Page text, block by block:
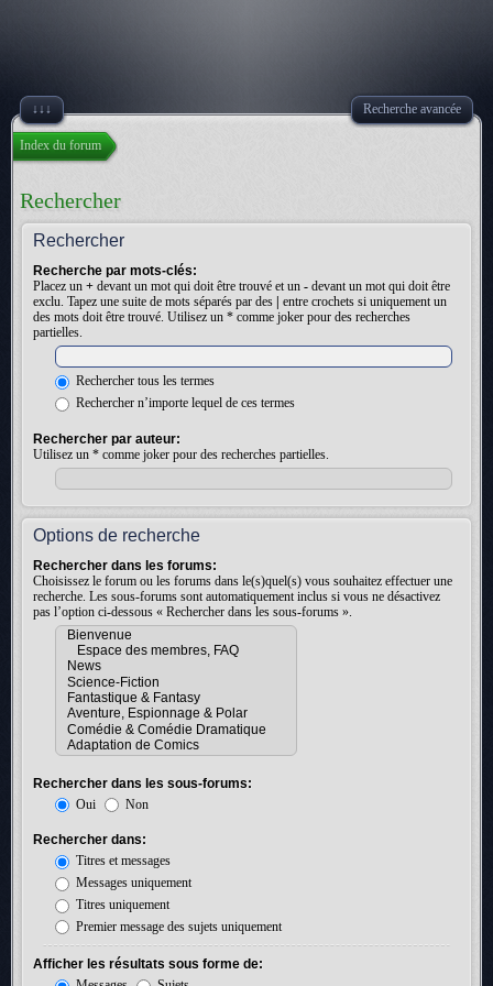
↓↓↓ Recherche avancée
Index du forum
Rechercher
Rechercher
Recherche par mots-clés:
Placez un + devant un mot qui doit être trouvé et un - devant un mot qui doit être
exclu. Tapez une suite de mots séparés par des
entre crochets si uniquement un
des mots doit être trouvé. Utilisez un * comme joker pour des recherches
partielles.
Rechercher tous les termes
Rechercher n’importe lequel de ces termes
Rechercher par auteur:
Utilisez un * comme joker pour des recherches partielles.
Options de recherche
Rechercher dans les forums:
Choisissez le forum ou les forums dans le(s)quel(s) vous souhaitez effectuer une
recherche. Les sous-forums sont automatiquement inclus si vous ne désactivez
pas l’option ci-dessous « Rechercher dans les sous-forums ».
Rechercher dans les sous-forums:
Oui
Non
Rechercher dans:
Titres et messages
Messages uniquement
Titres uniquement
Premier message des sujets uniquement
Afficher les résultats sous forme de: